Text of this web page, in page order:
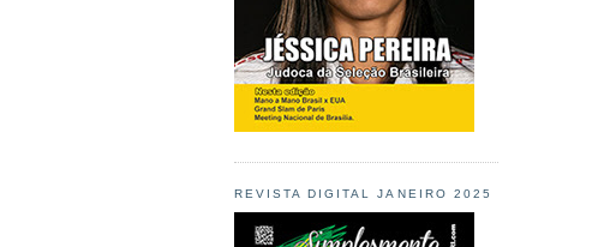
REVISTA DIGITAL JANEIRO 2025